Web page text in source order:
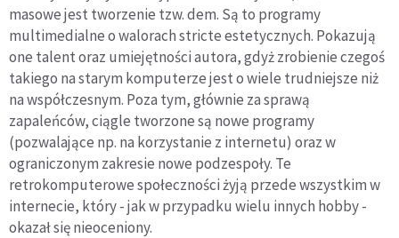
masowe jest tworzenie tzw. dem. Są to programy
multimedialne o walorach stricte estetycznych. Pokazują
one talent oraz umiejętności autora, gdyż zrobienie czegoś
takiego na starym komputerze jest o wiele trudniejsze niż
na współczesnym. Poza tym, głównie za sprawą
zapaleńców, ciągle tworzone są nowe programy
(pozwalające np. na korzystanie z internetu) oraz w
ograniczonym zakresie nowe podzespoły. Te
retrokomputerowe społeczności żyją przede wszystkim w
internecie, który - jak w przypadku wielu innych hobby -
okazał się nieoceniony.